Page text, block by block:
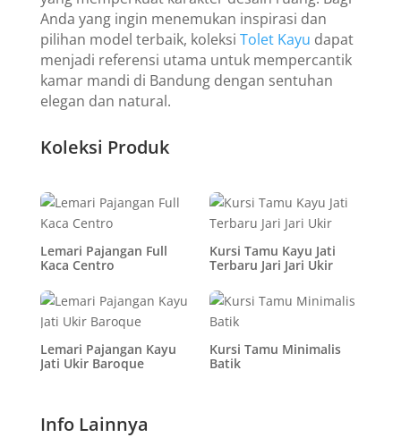
Anda yang ingin menemukan inspirasi dan
pilihan model terbaik, koleksi Tolet Kayu dapat
menjadi referensi utama untuk mempercantik
kamar mandi di Bandung dengan sentuhan
elegan dan natural.
Koleksi Produk
Lemari Pajangan Full
Kaca Centro
Kursi Tamu Kayu Jati
Terbaru Jari Jari Ukir
Lemari Pajangan Kayu
Jati Ukir Baroque
Kursi Tamu Minimalis
Batik
Info Lainnya